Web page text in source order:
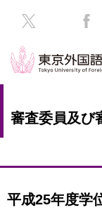
案
験
方
在
審査委員及び
平成25年度学